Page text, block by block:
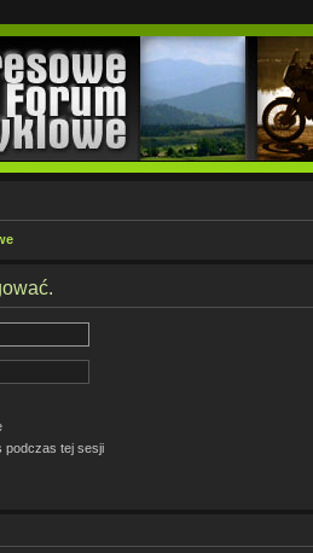
podczas tej sesji